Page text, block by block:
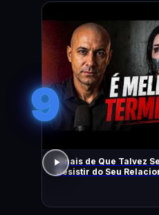
9
Sinais de Que Talvez
Desistir do Seu